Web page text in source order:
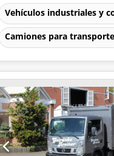
Vehículos industriales y
Camiones para